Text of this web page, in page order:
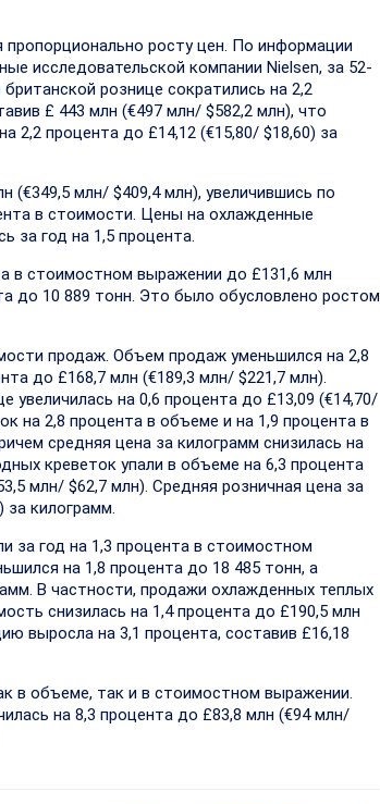
росту цен. По информации
исследовательской компании Nielsen, за 52-
рознице сократились на 2,2
£ 443 млн (€497 млн/ $582,2 млн), что
2,2 процента до £14,12 (€15,80/ $18,60) за
(€349,5 млн/ $409,4 млн), увеличившись по
в стоимости. Цены на охлажденные
за год на 1,5 процента.
в стоимостном выражении до £131,6 млн
до 10 889 тонн. Это было обусловлено ростом
продаж. Объем продаж уменьшился на 2,8
до £168,7 млн (€189,3 млн/ $221,7 млн).
увеличилась на 0,6 процента до £13,09 (€14,70/
на 2,8 процента в объеме и на 1,9 процента в
средняя цена за килограмм снизилась на
креветок упали в объеме на 6,3 процента
млн/ $62,7 млн). Средняя розничная цена за
за килограмм.
за год на 1,3 процента в стоимостном
на 1,8 процента до 18 485 тонн, а
В частности, продажи охлажденных теплых
снизилась на 1,4 процента до £190,5 млн
выросла на 3,1 процента, составив £16,18
в объеме, так и в стоимостном выражении.
на 8,3 процента до £83,8 млн (€94 млн/